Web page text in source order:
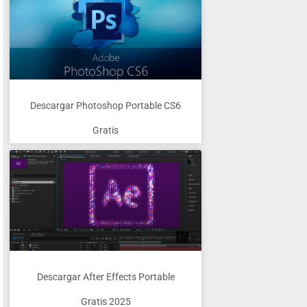
Descargar Photoshop Portable CS6
Gratis
Descargar After Effects Portable
Gratis 2025